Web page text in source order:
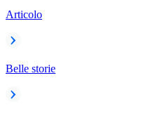
Articolo
Belle storie